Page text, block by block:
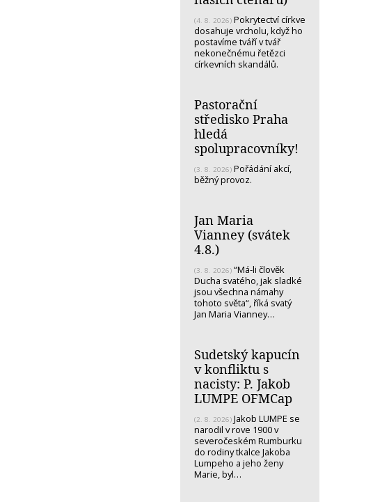
(4. 8. 2026) Pokrytectví církve
dosahuje vrcholu, když ho
postavíme tváří v tvář
nekonečnému řetězci
církevních skandálů.
Pastorační
středisko Praha
hledá
spolupracovníky!
(3. 8. 2026) Pořádání akcí,
běžný provoz.
Jan Maria
Vianney (svátek
4.8.)
(3. 8. 2026) “Má-li člověk
Ducha svatého, jak sladké
jsou všechna námahy
tohoto světa“, říká svatý
Jan Maria Vianney…
Sudetský kapucín
v konfliktu s
nacisty: P. Jakob
LUMPE OFMCap
(2. 8. 2026) Jakob LUMPE se
narodil v rove 1900 v
severočeském Rumburku
do rodiny tkalce Jakoba
Lumpeho a jeho ženy
Marie, byl…